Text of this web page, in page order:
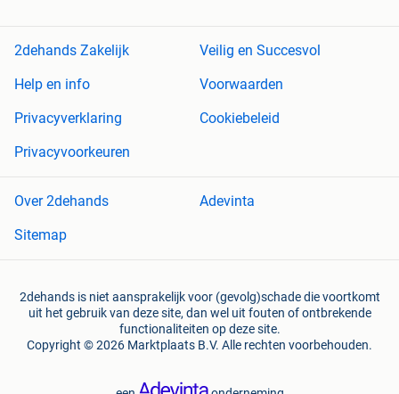
2dehands Zakelijk
Veilig en Succesvol
Help en info
Voorwaarden
Privacyverklaring
Cookiebeleid
Privacyvoorkeuren
Over 2dehands
Adevinta
Sitemap
2dehands is niet aansprakelijk voor (gevolg)schade die voortkomt
uit het gebruik van deze site, dan wel uit fouten of ontbrekende
functionaliteiten op deze site.
Copyright © 2026 Marktplaats B.V. Alle rechten voorbehouden.